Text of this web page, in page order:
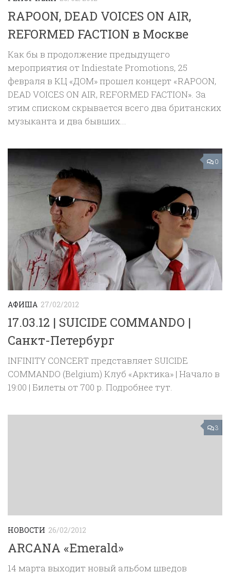
RAPOON, DEAD VOICES ON AIR,
REFORMED FACTION в Москве
Как бы в продолжение предыдущего
мероприятия от Indiestate Promotions, 25
февраля в КЦ «ДОМ» прошел концерт «RAPOON,
DEAD VOICES ON AIR, REFORMED FACTION». За
этим списком скрывается всего два британских
музыканта и два бывших...
0
АФИША 27/02/2012
17.03.12 | SUICIDE COMMANDO |
Санкт-Петербург
INFINITY CONCERT представляет SUICIDE
COMMANDO (Belgium) Клуб «Арктика» | Начало в
19:00 | Билеты от 700 р. Подробнее тут.
3
НОВОСТИ 26/02/2012
ARCANA «Emerald»
14 марта выходит новый альбом шведов